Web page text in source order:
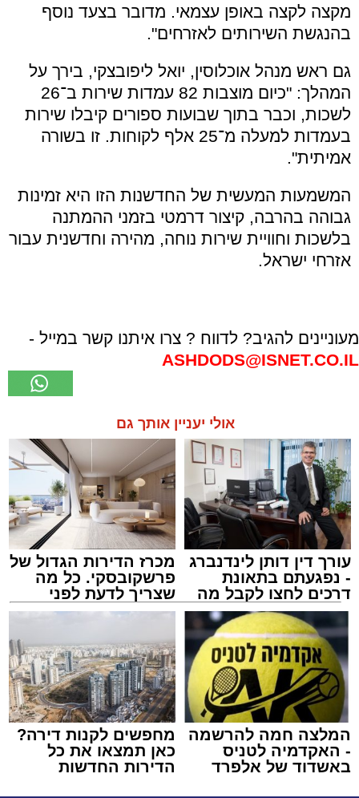
מקצה לקצה באופן עצמאי. מדובר בצעד נוסף
בהנגשת השירותים לאזרחים".
גם ראש מנהל אוכלוסין, יואל ליפובצקי, בירך על
המהלך: "כיום מוצבות 82 עמדות שירות ב־26
לשכות, וכבר בתוך שבועות ספורים קיבלו שירות
בעמדות למעלה מ־25 אלף לקוחות. זו בשורה
אמיתית".
המשמעות המעשית של החדשנות הזו היא זמינות
גבוהה בהרבה, קיצור דרמטי בזמני ההמתנה
בלשכות וחוויית שירות נוחה, מהירה וחדשנית עבור
אזרחי ישראל.
מעוניינים להגיב? לדווח ? צרו איתנו קשר במייל -
ASHDODS@ISNET.CO.IL
אולי יעניין אותך גם
עורך דין דותן לינדנברג
- נפגעתם בתאונת
דרכים לחצו לקבל מה
שמגיע לכם
מכרז הדירות הגדול של
פרשקובסקי. כל מה
שצריך לדעת לפני
שמגישים הצעה לדירה
המלצה חמה להרשמה
- האקדמיה לטניס
באשדוד של אלפרד
מחפשים לקנות דירה?
כאן תמצאו את כל
הדירות החדשות